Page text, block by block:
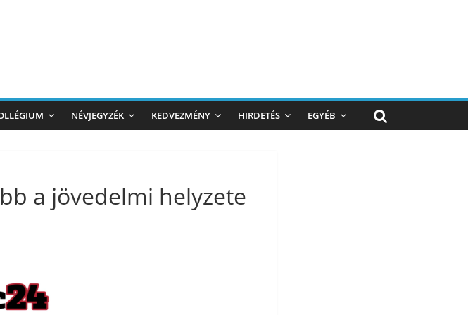
NÉVJEGYZÉK KEDVEZMÉNY HIRDETÉS EGYÉB
a jövedelmi helyzete